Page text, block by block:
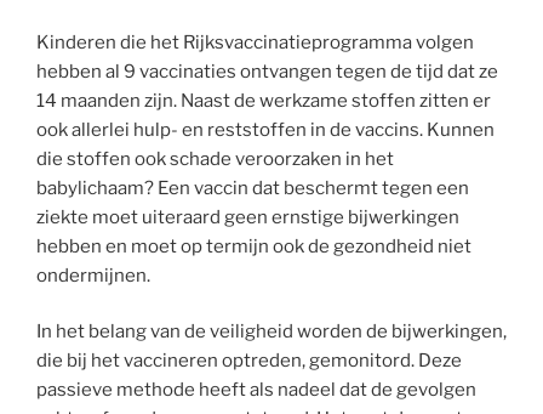
Kinderen die het Rijksvaccinatieprogramma volgen
hebben al 9 vaccinaties ontvangen tegen de tijd dat ze
14 maanden zijn. Naast de werkzame stoffen zitten er
ook allerlei hulp- en reststoffen in de vaccins. Kunnen
die stoffen ook schade veroorzaken in het
babylichaam? Een vaccin dat beschermt tegen een
ziekte moet uiteraard geen ernstige bijwerkingen
hebben en moet op termijn ook de gezondheid niet
ondermijnen.
In het belang van de veiligheid worden de bijwerkingen,
die bij het vaccineren optreden, gemonitord. Deze
passieve methode heeft als nadeel dat de gevolgen